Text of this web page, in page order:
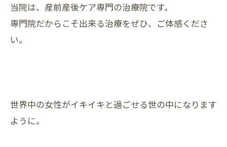
当院は、産前産後ケア専門の治療院です。
専門院だからこそ出来る治療をぜひ、ご体感くださ
い。
世界中の女性がイキイキと過ごせる世の中になります
ように。